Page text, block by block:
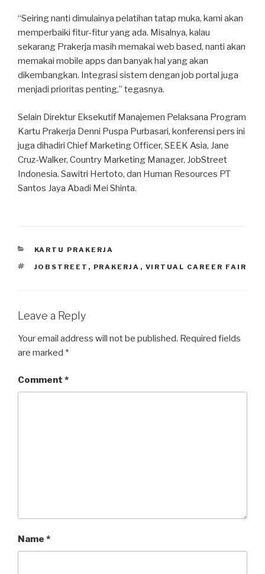
“Seiring nanti dimulainya pelatihan tatap muka, kami akan
memperbaiki fitur-fitur yang ada. Misalnya, kalau
sekarang Prakerja masih memakai web based, nanti akan
memakai mobile apps dan banyak hal yang akan
dikembangkan. Integrasi sistem dengan job portal juga
menjadi prioritas penting,” tegasnya.
Selain Direktur Eksekutif Manajemen Pelaksana Program
Kartu Prakerja Denni Puspa Purbasari, konferensi pers ini
juga dihadiri Chief Marketing Officer, SEEK Asia, Jane
Cruz-Walker, Country Marketing Manager, JobStreet
Indonesia. Sawitri Hertoto, dan Human Resources PT
Santos Jaya Abadi Mei Shinta.
CATEGORIES
KARTU PRAKERJA
TAGS
JOBSTREET , PRAKERJA , VIRTUAL CAREER FAIR
Leave a Reply
Your email address will not be published. Required fields
are marked *
Comment *
Name *